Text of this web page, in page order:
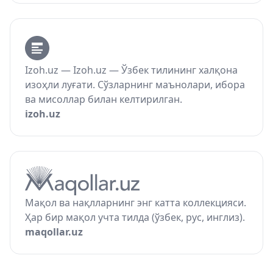
Izoh.uz — Izoh.uz — Ўзбек тилининг халқона
изоҳли луғати. Сўзларнинг маънолари, ибора
ва мисоллар билан келтирилган.
izoh.uz
Мақол ва нақлларнинг энг катта коллекцияси.
Ҳар бир мақол учта тилда (ўзбек, рус, инглиз).
maqollar.uz